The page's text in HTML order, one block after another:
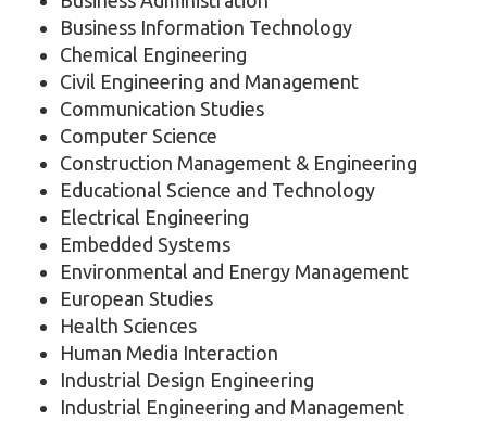
Business Information Technology
Chemical Engineering
Civil Engineering and Management
Communication Studies
Computer Science
Construction Management & Engineering
Educational Science and Technology
Electrical Engineering
Embedded Systems
Environmental and Energy Management
European Studies
Health Sciences
Human Media Interaction
Industrial Design Engineering
Industrial Engineering and Management